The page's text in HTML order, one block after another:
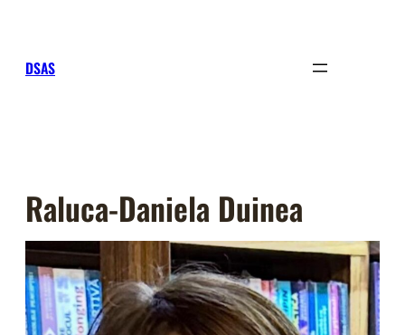
DSAS
Raluca-Daniela Duinea